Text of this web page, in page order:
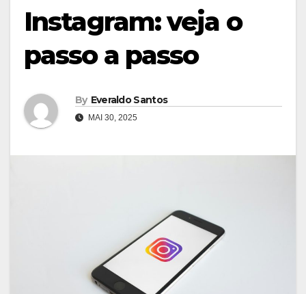
Instagram: veja o
passo a passo
By Everaldo Santos
MAI 30, 2025